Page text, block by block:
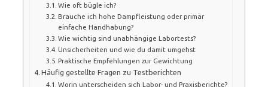
Wie oft bügle ich?
Brauche ich hohe Dampfleistung oder primär
einfache Handhabung?
Wie wichtig sind unabhängige Labortests?
Unsicherheiten und wie du damit umgehst
Praktische Empfehlungen zur Gewichtung
Häufig gestellte Fragen zu Testberichten
Worin unterscheiden sich Labor- und Praxisberichte?